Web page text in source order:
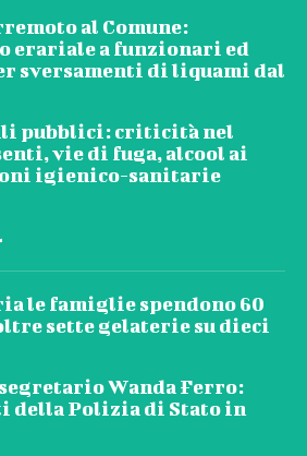
al Comune:
erariale a funzionari ed
sversamenti di liquami dal
pubblici: criticità nel
vie di fuga, alcool ai
igienico-sanitarie
le famiglie spendono 60
sette gelaterie su dieci
Wanda Ferro:
della Polizia di Stato in